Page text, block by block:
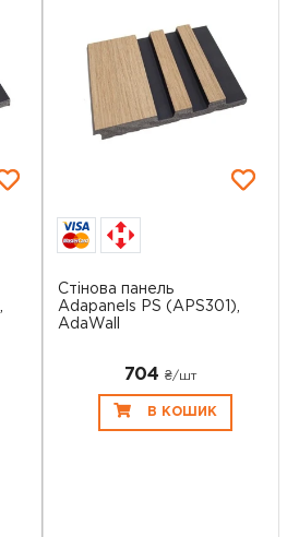
Стінова панель
Adapanels PS (APS301),
AdaWall
704 ₴/шт
В КОШИК